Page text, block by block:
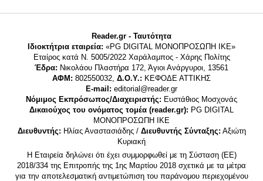
Reader.gr - Ταυτότητα
Ιδιοκτήτρια εταιρεία: «PG DIGITAL MONΟΠΡΟΣΩΠΗ ΙΚΕ»
Εταίρος κατά Ν. 5005/2022 Χαράλαμπος - Χάρης Πολίτης
Έδρα: Νικολάου Πλαστήρα 172, Άγιοι Ανάργυροι, 13561
ΑΦΜ: 802550032, Δ.Ο.Υ.: ΚΕΦΟΔΕ ΑΤΤΙΚΗΣ
E-mail: editorial@reader.gr
Νόμιμος Εκπρόσωπος/Διαχειριστής: Ευστάθιος Μοσχονάς
Δικαιούχος του ονόματος τομέα (reader.gr): PG DIGITAL
MONΟΠΡΟΣΩΠΗ ΙΚΕ
Διευθυντής: Ηλίας Αναστασιάδης / Διευθυντής Σύνταξης: Αξιώτη
Κυριακή
Η Εταιρεία δηλώνει ότι έχει συμμορφωθεί με τη Σύσταση (ΕΕ)
2018/334 της Επιτροπής της 1ης Μαρτίου 2018 σχετικά με τα μέτρα
για την αποτελεσματική αντιμετώπιση του παράνομου περιεχομένου